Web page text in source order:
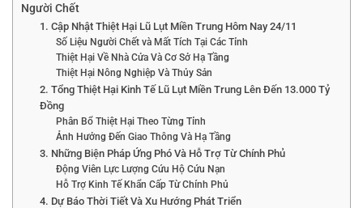
Người Chết
1. Cập Nhật Thiệt Hại Lũ Lụt Miền Trung Hôm Nay 24/11
Số Liệu Người Chết và Mất Tích Tại Các Tỉnh
Thiệt Hại Về Nhà Cửa Và Cơ Sở Hạ Tầng
Thiệt Hại Nông Nghiệp Và Thủy Sản
2. Tổng Thiệt Hại Kinh Tế Lũ Lụt Miền Trung Lên Đến 13.000 Tỷ
Đồng
Phân Bổ Thiệt Hại Theo Từng Tỉnh
Ảnh Hưởng Đến Giao Thông Và Hạ Tầng
3. Những Biện Pháp Ứng Phó Và Hỗ Trợ Từ Chính Phủ
Động Viên Lực Lượng Cứu Hộ Cứu Nạn
Hỗ Trợ Kinh Tế Khẩn Cấp Từ Chính Phủ
4. Dự Báo Thời Tiết Và Xu Hướng Phát Triển